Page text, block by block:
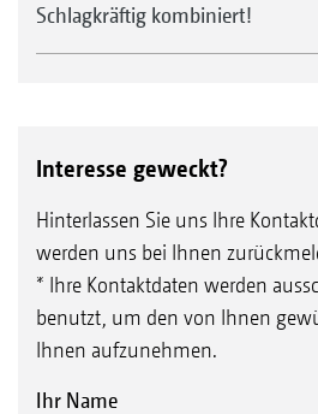
Schlagkräftig kombiniert!
Interesse geweckt?
Hinterlassen Sie uns Ihre
werden uns bei Ihnen
* Ihre Kontaktdaten werden
benutzt, um den von Ihnen
Ihnen aufzunehmen.
Ihr Name